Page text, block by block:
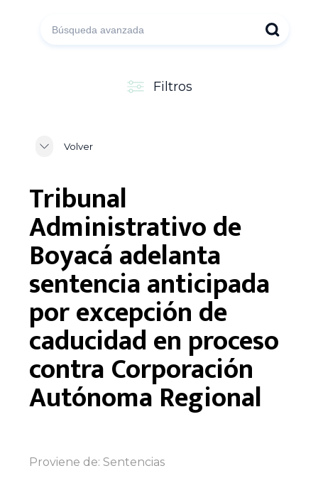
Filtros
Volver
Tribunal
Administrativo de
Boyacá adelanta
sentencia anticipada
por excepción de
caducidad en proceso
contra Corporación
Autónoma Regional
Proviene de: Sentencias